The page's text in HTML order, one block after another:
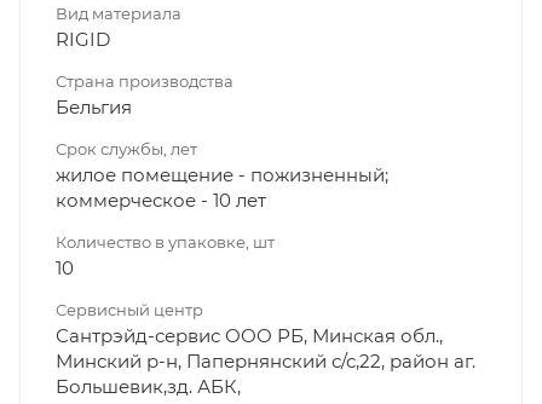
Вид материала
RIGID
Страна производства
Бельгия
Срок службы, лет
жилое помещение - пожизненный;
коммерческое - 10 лет
Количество в упаковке, шт
10
Сервисный центр
Сантрэйд-сервис ООО РБ, Минская обл.,
Минский р-н, Папернянский с/с,22, район аг.
Большевик,зд. АБК,